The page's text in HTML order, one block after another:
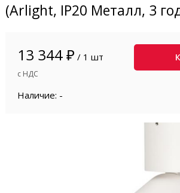
(Arlight, IP20 Металл, 3
13 344 ₽ / 1 шт
с НДС
Наличие: -